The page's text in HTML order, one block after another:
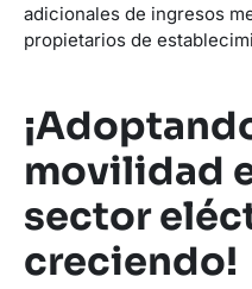
adicionales de ingresos
propietarios de
movilidad
sector
creciendo!